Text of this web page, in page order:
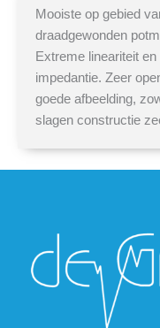
Mooiste op gebied
draadgewonden
Extreme lineariteit
impedantie. Zeer
goede afbeelding,
slagen constructie